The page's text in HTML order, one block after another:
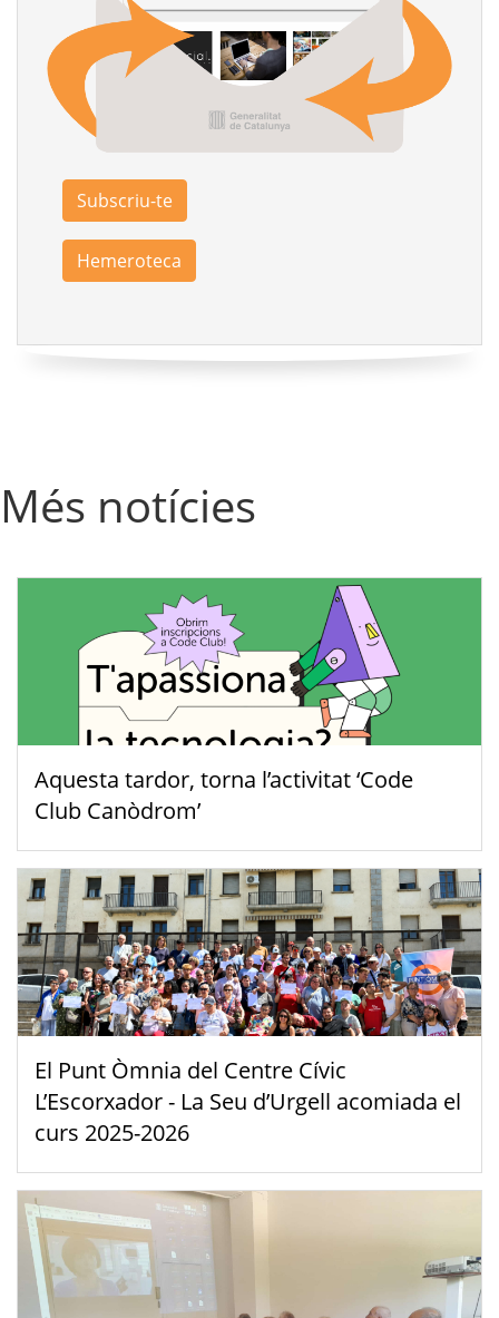
Subscriu-te
Hemeroteca
Més notícies
Aquesta tardor, torna l’activitat ‘Code
Club Canòdrom’
El Punt Òmnia del Centre Cívic
L’Escorxador - La Seu d’Urgell acomiada el
curs 2025-2026